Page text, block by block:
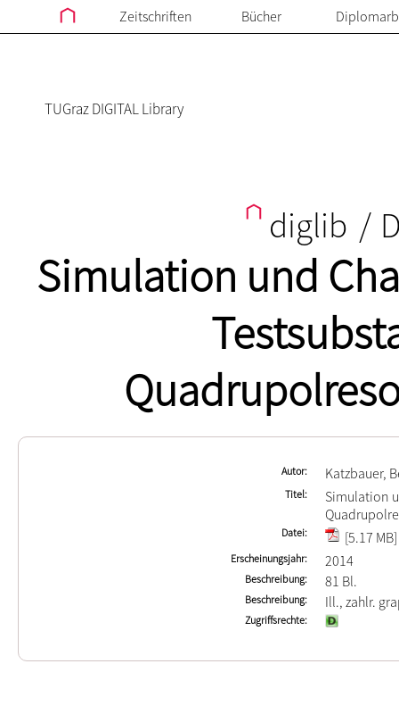
Zeitschriften Bücher
TUGraz DIGITAL Library
diglib /
Simulation und
Autor Katzbauer,
Titel
Simulation
Datei [5.17 MB]
Erscheinungsjahr 2014
Beschreibung 81 Bl.
Beschreibung Ill., zahlr.
Zugriffsrechte